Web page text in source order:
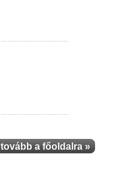
tovább a főoldalra »